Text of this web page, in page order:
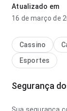
internacional x
atualizado 2027
navegação ao
prático e
Atualizado em
16 de março de
Cassino
Esportes
Segurança